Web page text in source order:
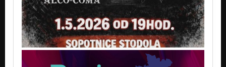
11 - OUTRO (Durchfall für Siky) / album KERATOKONUS 2014
Nezařazeno
01 - Le Petit Prince / album NIBIRU 2013
Nezařazeno
03 - Cybersex / album NIBIRU 2013